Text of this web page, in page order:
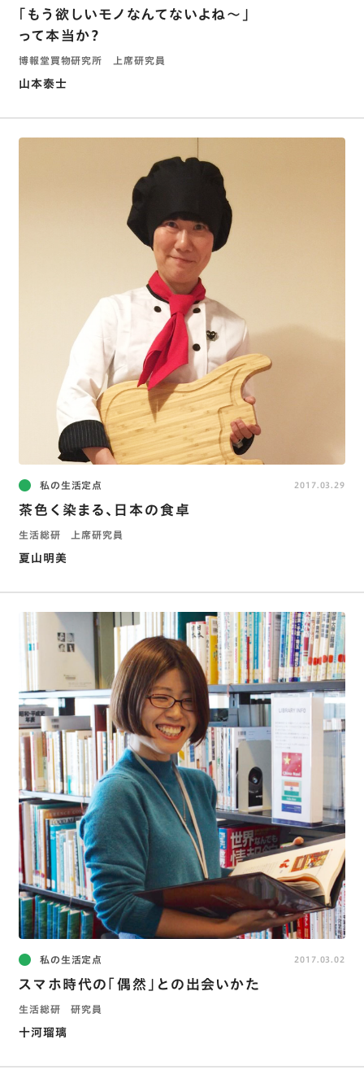
｢もう欲しいモノなんてないよね～｣
って本当か？
博報堂買物研究所 上席研究員
山本泰士
私の生活定点
茶色く染まる、日本の食卓
生活総研 上席研究員
夏山明美
2017.03.29
私の生活定点
スマホ時代の「偶然」との出会いかた
生活総研 研究員
十河瑠璃
2017.03.02